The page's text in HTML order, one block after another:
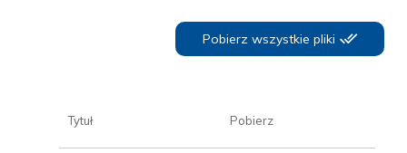
Pobierz wszystkie pliki
Tytuł Pobierz